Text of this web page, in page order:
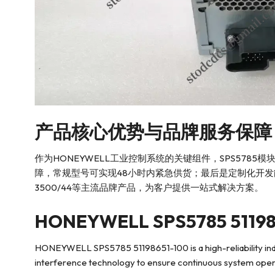
产品核心优势与品牌服务保障
作为HONEYWELL工业控制系统的关键组件，SPS5785模
障，常规型号可实现48小时内紧急供货；最后是定制化开
3500/44等主流品牌产品，为客户提供一站式解决方案。
HONEYWELL SPS5785
HONEYWELL SPS5785 51198651-100 is a high-
interference technology to ensure continuous system